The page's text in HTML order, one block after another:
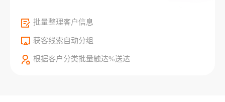
批量整理客户信息
获客线索自动分组
根据客户分类批量触达%送达